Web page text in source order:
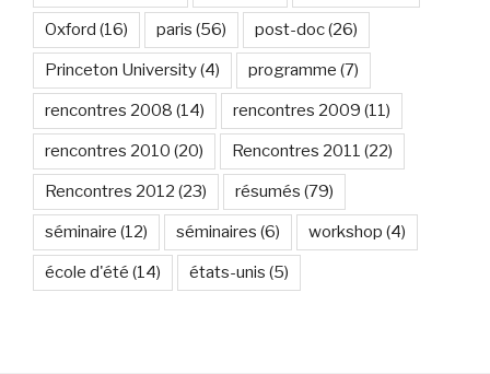
Oxford (16) paris (56) post-doc(26)
Princeton University(4) programme (7)
rencontres 2008 (14) rencontres 2009 (11)
rencontres 2010 (20) Rencontres 2011 (22)
Rencontres 2012 (23) résumés (79)
séminaire (12) séminaires (6) workshop (4)
école d'été (14) états-unis (5)